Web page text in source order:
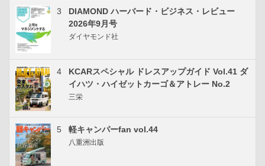
3
DIAMOND ハーバード・ビジネス・レビュー
2026年9月号
ダイヤモンド社
4
KCARスペシャル ドレスアップガイド Vol.41 ダ
イハツ・ハイゼットカーゴ＆アトレー No.2
三栄
5 軽キャンパーfan vol.44
八重洲出版